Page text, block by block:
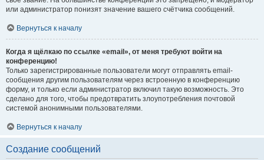
или администратор понизят значение вашего счётчика сообщений.
Вернуться к началу
Когда я щёлкаю по ссылке «email», от меня требуют войти на
конференцию!
Только зарегистрированные пользователи могут отправлять email-
сообщения другим пользователям через встроенную в конференцию
форму, и только если администратор включил такую возможность. Это
сделано для того, чтобы предотвратить злоупотребления почтовой
системой анонимными пользователями.
Вернуться к началу
Создание сообщений